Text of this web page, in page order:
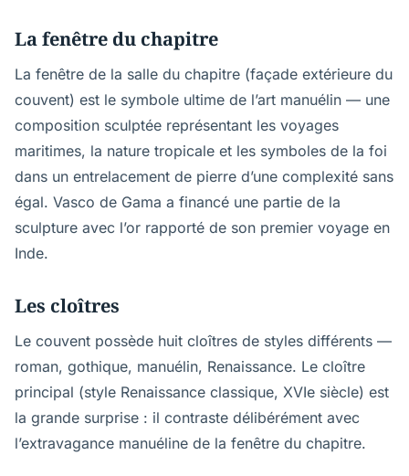
La fenêtre du chapitre
La fenêtre de la salle du chapitre (façade extérieure du
couvent) est le symbole ultime de l’art manuélin — une
composition sculptée représentant les voyages
maritimes, la nature tropicale et les symboles de la foi
dans un entrelacement de pierre d’une complexité sans
égal. Vasco de Gama a financé une partie de la
sculpture avec l’or rapporté de son premier voyage en
Inde.
Les cloîtres
Le couvent possède huit cloîtres de styles différents —
roman, gothique, manuélin, Renaissance. Le cloître
principal (style Renaissance classique, XVIe siècle) est
la grande surprise : il contraste délibérément avec
l’extravagance manuéline de la fenêtre du chapitre.